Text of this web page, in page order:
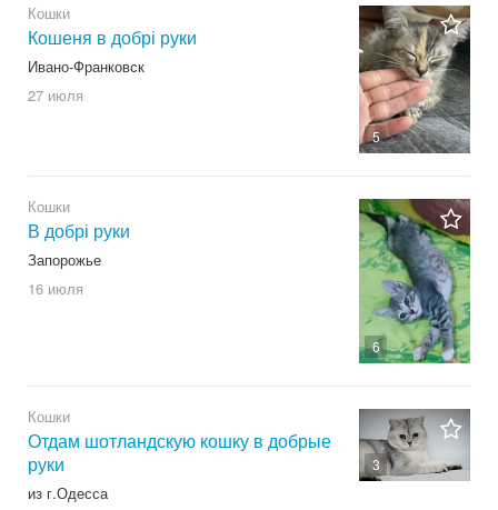
5
Кошки
Кошеня в добрі руки
Ивано-Франковск
27 июля
6
Кошки
В добрі руки
Запорожье
16 июля
3
Кошки
Отдам шотландскую кошку в добрые
руки
из г.Одесса